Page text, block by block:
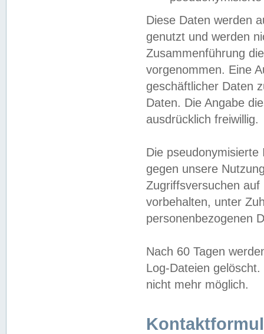
Diese Daten werden
genutzt und werden
Zusammenführung
vorgenommen. Eine
geschäftlicher Daten
Daten. Die Angabe
ausdrücklich freiwillig.
Die
gegen unsere
Zugriffsversuchen
vorbehalten, unter
personenbezogenen
Nach 60 Tagen
Log-Dateien
nicht mehr möglich.